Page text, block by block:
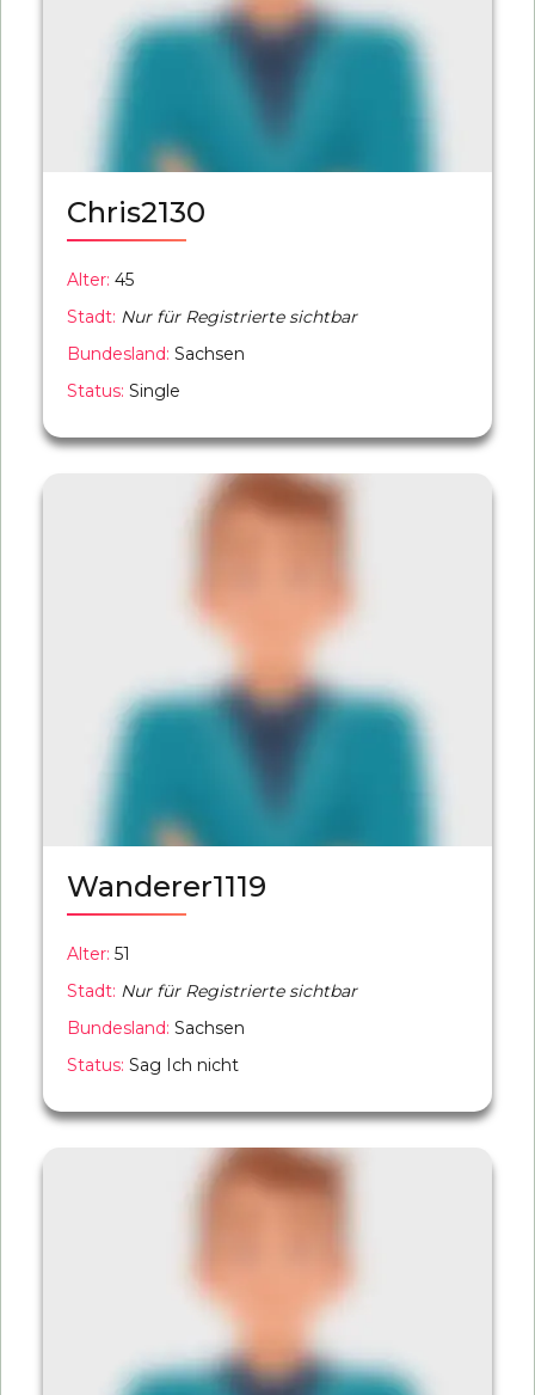
Chris2130
Alter: 45
Stadt: Nur für Registrierte sichtbar
Bundesland: Sachsen
Status: Single
Wanderer1119
Alter: 51
Stadt: Nur für Registrierte sichtbar
Bundesland: Sachsen
Status: Sag Ich nicht